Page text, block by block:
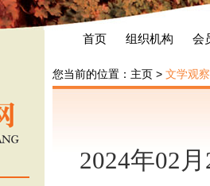
首页 组织机构 会
您当前的位置： 主页 > 文学观察
2024年02